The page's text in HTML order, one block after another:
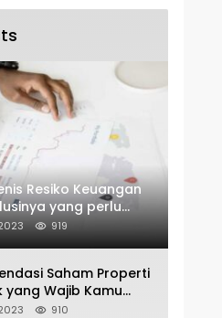
Resiko Keuangan
yang perlu
919
Saham Properti
yang Wajib Kamu
910